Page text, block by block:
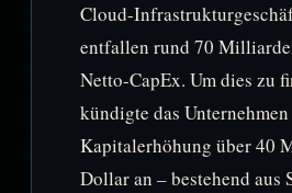
Cloud-
entfallen rund 70
Netto-CapEx. Um dies zu
kündigte das
Kapitalerhöhung über 40
Dollar an – bestehend aus